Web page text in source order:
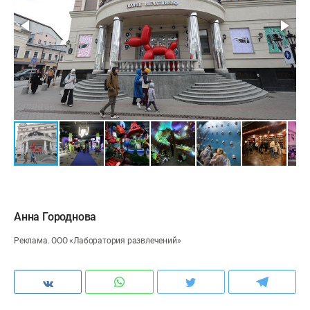
Анна Городнова
Реклама. ООО «Лаборатория развлечений»